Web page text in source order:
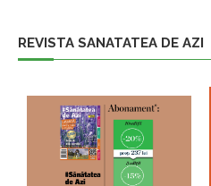
REVISTA SANATATEA DE AZI